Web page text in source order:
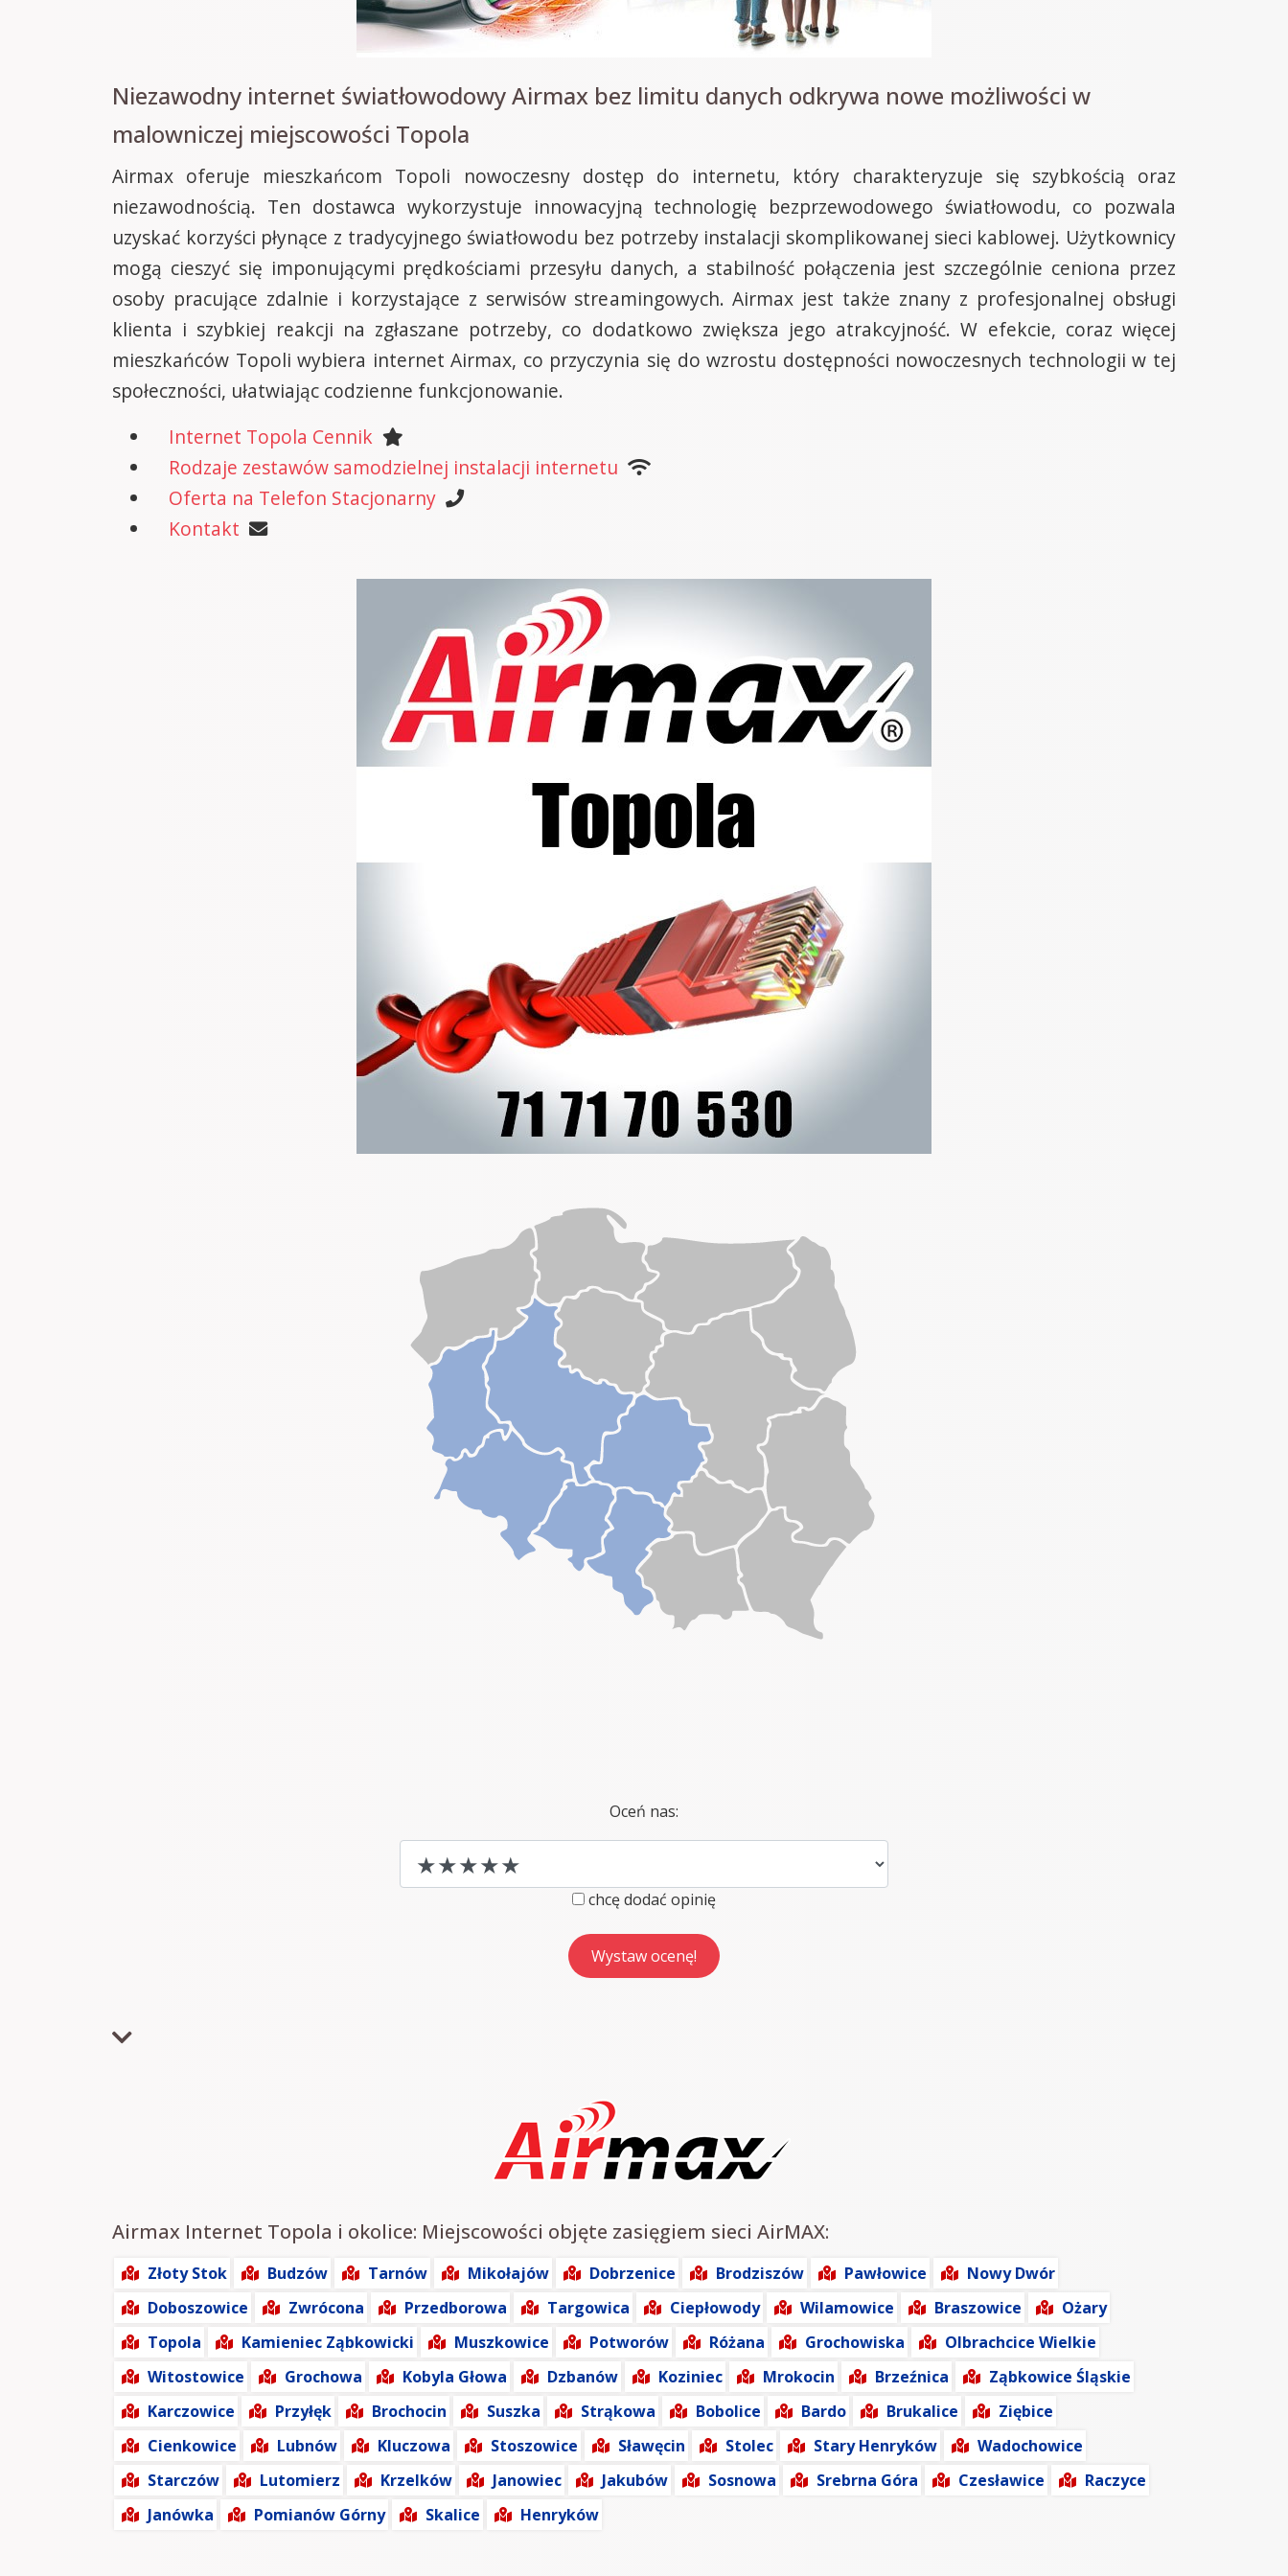
Niezawodny internet światłowodowy Airmax bez limitu danych odkrywa nowe możliwości w
malowniczej miejscowości Topola
Airmax oferuje mieszkańcom Topoli nowoczesny dostęp do internetu, który charakteryzuje się szybkością oraz
niezawodnością. Ten dostawca wykorzystuje innowacyjną technologię bezprzewodowego światłowodu, co pozwala
uzyskać korzyści płynące z tradycyjnego światłowodu bez potrzeby instalacji skomplikowanej sieci kablowej. Użytkownicy
mogą cieszyć się imponującymi prędkościami przesyłu danych, a stabilność połączenia jest szczególnie ceniona przez
osoby pracujące zdalnie i korzystające z serwisów streamingowych. Airmax jest także znany z profesjonalnej obsługi
klienta i szybkiej reakcji na zgłaszane potrzeby, co dodatkowo zwiększa jego atrakcyjność. W efekcie, coraz więcej
mieszkańców Topoli wybiera internet Airmax, co przyczynia się do wzrostu dostępności nowoczesnych technologii w tej
społeczności, ułatwiając codzienne funkcjonowanie.
Internet Topola Cennik
Rodzaje zestawów samodzielnej instalacji internetu
Oferta na Telefon Stacjonarny
Kontakt
Oceń nas:
chcę dodać opinię
Airmax Internet Topola i okolice: Miejscowości objęte zasięgiem sieci AirMAX:
Złoty Stok Budzów Tarnów Mikołajów Dobrzenice Brodziszów Pawłowice
Nowy Dwór
Doboszowice
Zwrócona Przedborowa Targowica Ciepłowody Wilamowice Braszowice
Ożary
Topola
Kamieniec Ząbkowicki Muszkowice Potworów Różana Grochowiska
Olbrachcice Wielkie
Witostowice
Grochowa Kobyla Głowa Dzbanów Koziniec Mrokocin Brzeźnica
Ząbkowice Śląskie
Karczowice
Przyłęk Brochocin Suszka Strąkowa Bobolice Bardo Brukalice
Ziębice
Cienkowice
Lubnów Kluczowa Stoszowice Sławęcin Stolec Stary Henryków
Wadochowice
Starczów
Lutomierz Krzelków Janowiec Jakubów Sosnowa Srebrna Góra Czesławice
Raczyce
Janówka
Pomianów Górny Skalice Henryków